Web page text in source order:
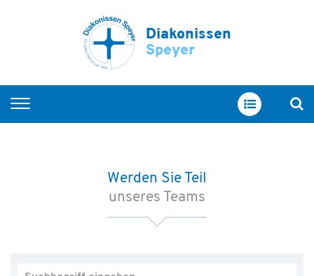
Diakonissen
Speyer
Startseite
BerufsgruppenWerden Sie Teil
unseres Teams